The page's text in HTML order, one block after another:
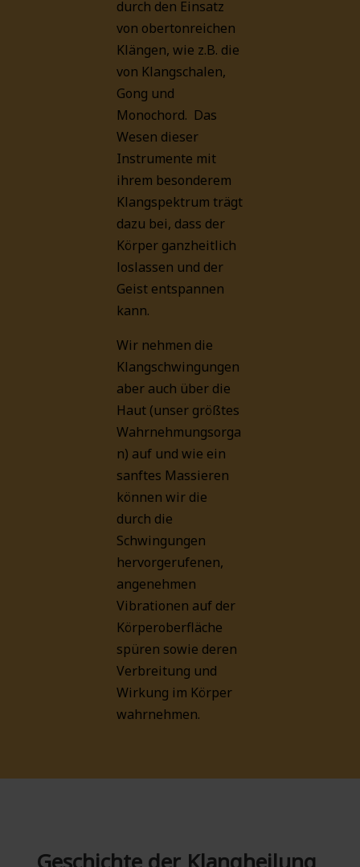
durch den Einsatz
von obertonreichen
Klängen, wie z.B. die
von Klangschalen,
Gong und
Monochord. Das
Wesen dieser
Instrumente mit
ihrem besonderem
Klangspektrum trägt
dazu bei, dass der
Körper ganzheitlich
loslassen und der
Geist entspannen
kann.
Wir nehmen die
Klangschwingungen
aber auch über die
Haut (unser größtes
Wahrnehmungsorga
n) auf und wie ein
sanftes Massieren
können wir die
durch die
Schwingungen
hervorgerufenen,
angenehmen
Vibrationen auf der
Körperoberfläche
spüren sowie deren
Verbreitung und
Wirkung im Körper
wahrnehmen.